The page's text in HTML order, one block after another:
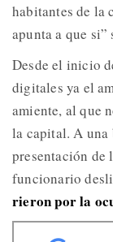
habitantes de la
apunta a que
Desde el inicio
digitales ya el
amiente, al que
la capital. A una
presentación de
funcionario
rieron por la